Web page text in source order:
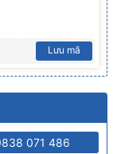
Lưu mã
071 486